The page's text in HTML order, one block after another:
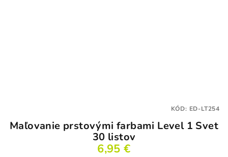
Maľovanie prstovými farbami Level 1 Svet
30 listov
6,95 €
KÓD: ED-LT254